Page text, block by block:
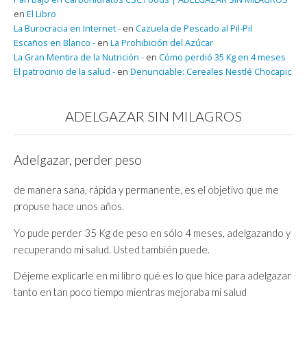
en El Libro
La Burocracia en Internet - en Cazuela de Pescado al Pil-Pil
Escaños en Blanco - en La Prohibición del Azúcar
La Gran Mentira de la Nutrición - en Cómo perdió 35 Kg en 4 meses
El patrocinio de la salud - en Denunciable: Cereales Nestlé Chocapic
ADELGAZAR SIN MILAGROS
Adelgazar, perder peso
de manera sana, rápida y permanente, es el objetivo que me
propuse hace unos años.
Yo pude perder 35 Kg de peso en sólo 4 meses, adelgazando y
recuperando mi salud. Usted también puede.
Déjeme explicarle en mi libro qué es lo que hice para adelgazar
tanto en tan poco tiempo mientras mejoraba mi salud